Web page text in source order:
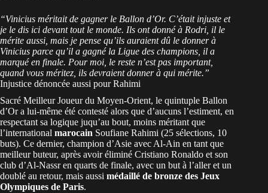
“Vinicius méritait de gagner le Ballon d’Or. C’était injuste et
je le dis ici devant tout le monde. Ils ont donné à Rodri, il le
mérite aussi, mais je pense qu’ils auraient dû le donner à
Vinicius parce qu’il a gagné la Ligue des champions, il a
marqué en finale. Pour moi, le reste n’est pas important,
quand vous méritez, ils devraient donner à qui mérite.”
Injustice dénoncée aussi pour Rahimi
Sacré Meilleur Joueur du Moyen-Orient, le quintuple Ballon
d’Or a lui-même été contesté alors que d’aucuns l’estiment, en
respectant sa logique juqu’au bout, moins méritant que
l’international marocain Soufiane Rahimi (25 sélections, 10
buts). Ce dernier, champion d’Asie avec Al-Ain en tant que
meilleur buteur, après avoir éliminé Cristiano Ronaldo et son
club d’Al-Nassr en quarts de finale, avec un but à l’aller et un
doublé au retour, mais aussi médaillé de bronze des Jeux
Olympiques de Paris.